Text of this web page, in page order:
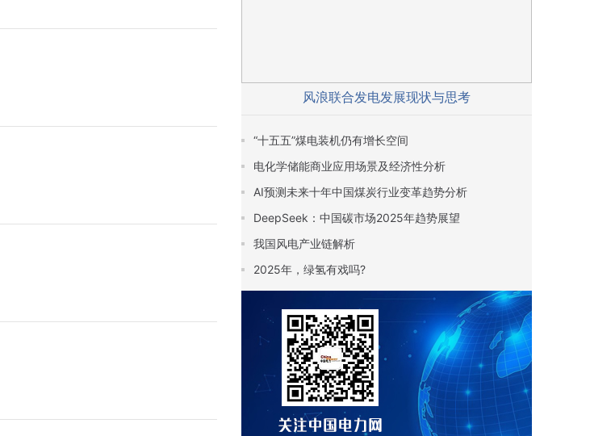
风浪联合发电发展现状与思考
“十五五”煤电装机仍有增长空间
电化学储能商业应用场景及经济性分析
AI预测未来十年中国煤炭行业变革趋势分析
DeepSeek：中国碳市场2025年趋势展望
我国风电产业链解析
2025年，绿氢有戏吗?